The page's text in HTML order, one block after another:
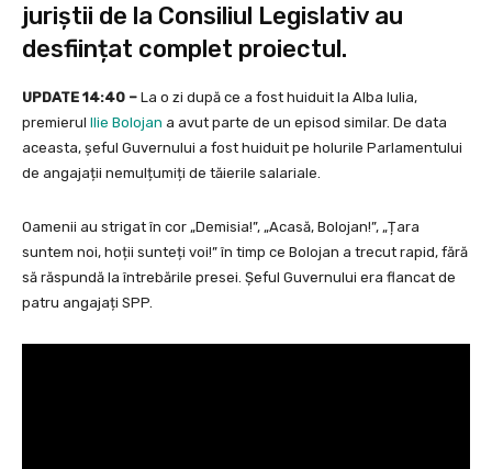
juriștii de la Consiliul Legislativ au
desființat complet proiectul.
UPDATE 14:40 – La o zi după ce a fost huiduit la Alba Iulia,
premierul Ilie Bolojan a avut parte de un episod similar. De data
aceasta, șeful Guvernului a fost huiduit pe holurile Parlamentului
de angajații nemulțumiți de tăierile salariale.
Oamenii au strigat în cor „Demisia!”, „Acasă, Bolojan!”, „Țara
suntem noi, hoții sunteți voi!” în timp ce Bolojan a trecut rapid, fără
să răspundă la întrebările presei. Șeful Guvernului era flancat de
patru angajați SPP.